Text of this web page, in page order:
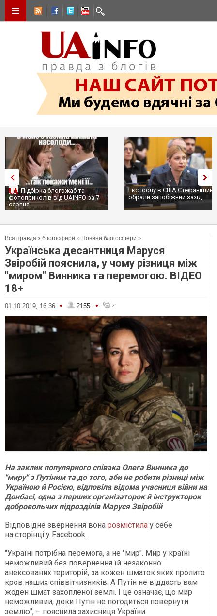
Підбірка блогожаб та
фотоприколів від UAINFO за 7
серпня
Експослу в США
обрали запобіжний захід
Вся правда з блогосфери » Новини блогосфери »
Українська десантниця Маруся
Звіробій пояснила, у чому різниця між
"миром" Винника та перемогою. ВІДЕО
18+
01.10.2019, 16:36 • 2155 • 4
На заклик популярного співака Олега Винника до
"миру" з Путіним та до того, аби не робити різниці між
Україною й Росією, відповіла відома учасниця війни на
Донбасі, одна з перших організаторок й інструкторок
добровольчих підрозділів Маруся Звіробій
Відповідне звернення вона розмістила у себе
на сторінці у Facebook.
"Україні потрібна перемога, а не "мир". Мир у країні
неможливий без повернення їй незаконно
анексованих територій, за кожен шматок яких пролито
кров наших співвітчизників. А Путін не віддасть вам
жоден шмат захопленої землі. І це означає, що мир
неможливий, доки Путін не погодиться повернути
землю", – пояснила захисниця України.